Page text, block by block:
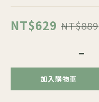
NT$629 NT$889
加入購物車